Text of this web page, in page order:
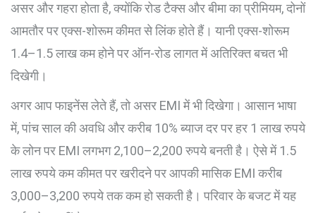
असर और गहरा होता है, क्योंकि रोड टैक्स और बीमा का प्रीमियम, दोनों
आमतौर पर एक्स-शोरूम कीमत से लिंक होते हैं। यानी एक्स-शोरूम
1.4–1.5 लाख कम होने पर ऑन-रोड लागत में अतिरिक्त बचत भी
दिखेगी।
अगर आप फाइनेंस लेते हैं, तो असर EMI में भी दिखेगा। आसान भाषा
में, पांच साल की अवधि और करीब 10% ब्याज दर पर हर 1 लाख रुपये
के लोन पर EMI लगभग 2,100–2,200 रुपये बनती है। ऐसे में 1.5
लाख रुपये कम कीमत पर खरीदने पर आपकी मासिक EMI करीब
3,000–3,200 रुपये तक कम हो सकती है। परिवार के बजट में यह